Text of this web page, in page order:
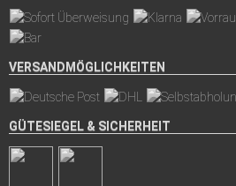
VERSANDMÖGLICHKEITEN
GÜTESIEGEL & SICHERHEIT